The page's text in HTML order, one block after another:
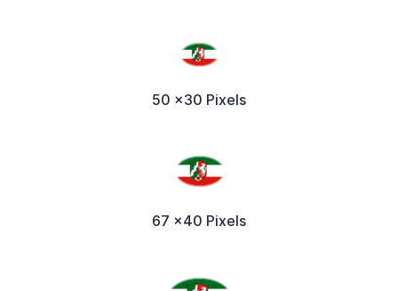
50 x30 Pixels
67 x40 Pixels